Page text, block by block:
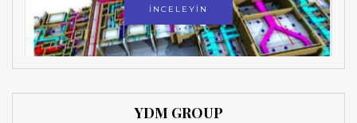
İNCELEYİN
YDM GROUP